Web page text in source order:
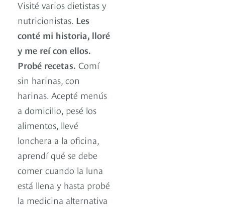
Visité varios dietistas y
nutricionistas. Les
conté mi historia, lloré
y me reí con ellos.
Probé recetas. Comí
sin harinas, con
harinas. Acepté menús
a domicilio, pesé los
alimentos, llevé
lonchera a la oficina,
aprendí qué se debe
comer cuando la luna
está llena y hasta probé
la medicina alternativa